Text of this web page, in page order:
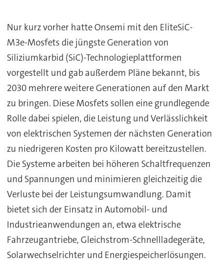
Nur kurz vorher hatte Onsemi mit den EliteSiC-
M3e-Mosfets die jüngste Generation von
Siliziumkarbid (SiC)-Technologieplattformen
vorgestellt und gab außerdem Pläne bekannt, bis
2030 mehrere weitere Generationen auf den Markt
zu bringen. Diese Mosfets sollen eine grundlegende
Rolle dabei spielen, die Leistung und Verlässlichkeit
von elektrischen Systemen der nächsten Generation
zu niedrigeren Kosten pro Kilowatt bereitzustellen.
Die Systeme arbeiten bei höheren Schaltfrequenzen
und Spannungen und minimieren gleichzeitig die
Verluste bei der Leistungsumwandlung. Damit
bietet sich der Einsatz in Automobil- und
Industrieanwendungen an, etwa elektrische
Fahrzeugantriebe, Gleichstrom-Schnellladegeräte,
Solarwechselrichter und Energiespeicherlösungen.